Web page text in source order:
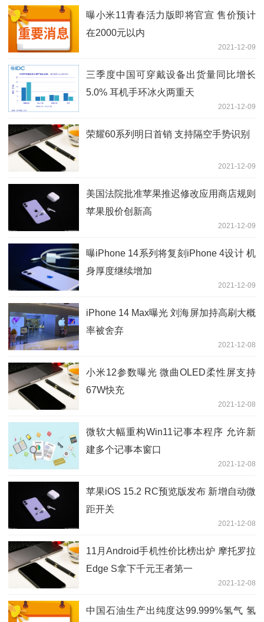
曝小米11青春活力版即将官宣 售价预计
在2000元以内
2021-12-09
三季度中国可穿戴设备出货量同比增长
5.0% 耳机手环冰火两重天
2021-12-09
荣耀60系列明日首销 支持隔空手势识别
2021-12-09
美国法院批准苹果推迟修改应用商店规则
苹果股价创新高
2021-12-09
曝iPhone 14系列将复刻iPhone 4设计 机
身厚度继续增加
2021-12-09
iPhone 14 Max曝光 刘海屏加持高刷大概
率被舍弃
2021-12-08
小米12参数曝光 微曲OLED柔性屏支持
67W快充
2021-12-08
微软大幅重构Win11记事本程序 允许新
建多个记事本窗口
2021-12-08
苹果iOS 15.2 RC预览版发布 新增自动微
距开关
2021-12-08
11月Android手机性价比榜出炉 摩托罗拉
Edge S拿下千元王者第一
2021-12-08
中国石油生产出纯度达99.999%氢气 氢